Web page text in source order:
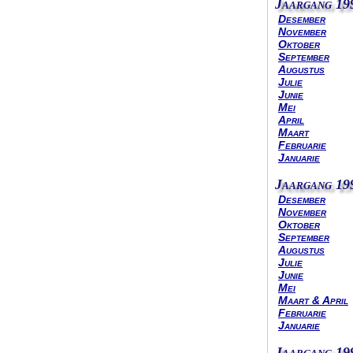
Jaargang
Desember
November
Oktober
September
Augustus
Julie
Junie
Mei
April
Maart
Februarie
Januarie
Jaargang
Desember
November
Oktober
September
Augustus
Julie
Junie
Mei
Maart & April
Februarie
Januarie